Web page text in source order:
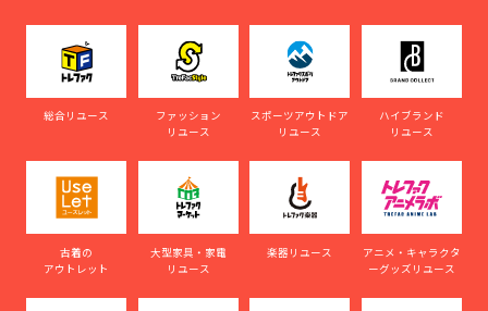
総合リユース
ファッション
リユース
スポーツアウトドア
リユース
ハイブランド
リユース
古着の
アウトレット
大型家具・家電
リユース
楽器リユース
アニメ・キャラクタ
ーグッズリユース